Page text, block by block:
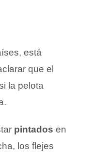
está
que el
la pelota
pintados en
los flejes